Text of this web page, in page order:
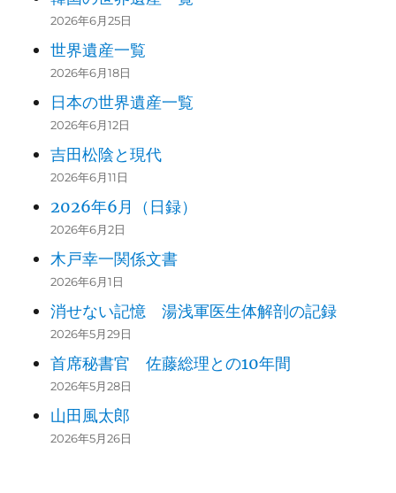
2026年6月25日
世界遺産一覧
2026年6月18日
日本の世界遺産一覧
2026年6月12日
吉田松陰と現代
2026年6月11日
2026年6月（日録）
2026年6月2日
木戸幸一関係文書
2026年6月1日
消せない記憶 湯浅軍医生体解剖の記録
2026年5月29日
首席秘書官 佐藤総理との10年間
2026年5月28日
山田風太郎
2026年5月26日